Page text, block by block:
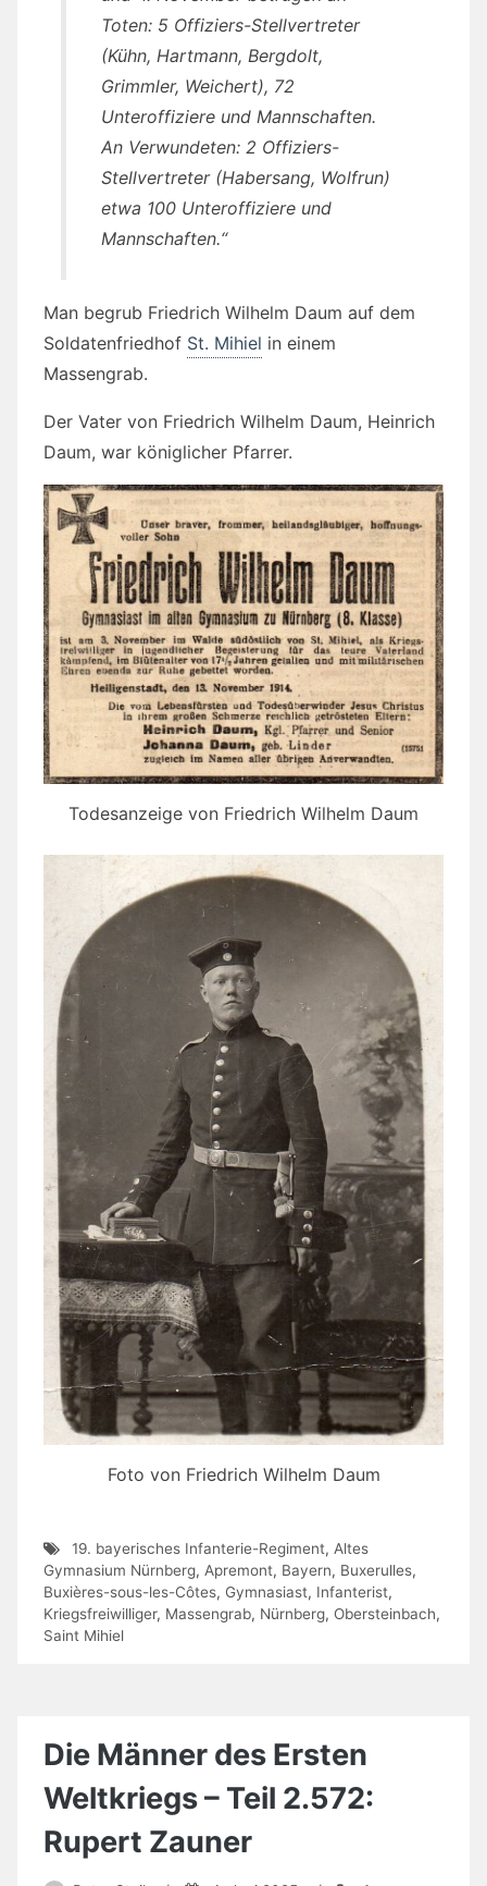
Toten: 5 Offiziers-Stellvertreter
(Kühn, Hartmann, Bergdolt,
Grimmler, Weichert), 72
Unteroffiziere und Mannschaften.
An Verwundeten: 2 Offiziers-
Stellvertreter (Habersang, Wolfrun)
etwa 100 Unteroffiziere und
Mannschaften.“
Man begrub Friedrich Wilhelm Daum auf dem
Soldatenfriedhof St. Mihiel in einem
Massengrab.
Der Vater von Friedrich Wilhelm Daum, Heinrich
Daum, war königlicher Pfarrer.
Todesanzeige von Friedrich Wilhelm Daum
Foto von Friedrich Wilhelm Daum
19. bayerisches Infanterie-Regiment, Altes
Gymnasium Nürnberg, Apremont, Bayern, Buxerulles,
Buxières-sous-les-Côtes, Gymnasiast, Infanterist,
Kriegsfreiwilliger, Massengrab, Nürnberg, Obersteinbach,
Saint Mihiel
Die Männer des Ersten
Weltkriegs – Teil 2.572:
Rupert Zauner